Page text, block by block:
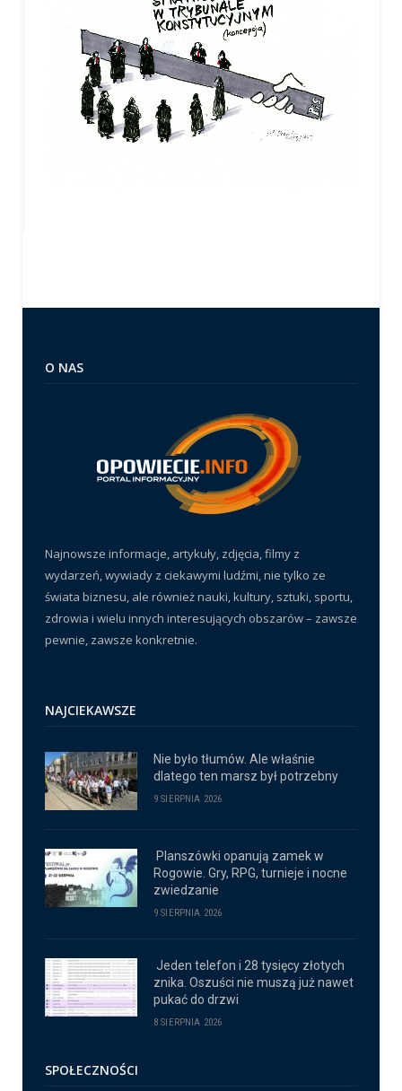
O NAS
Najnowsze informacje, artykuły, zdjęcia, filmy z
wydarzeń, wywiady z ciekawymi ludźmi, nie tylko ze
świata biznesu, ale również nauki, kultury, sztuki, sportu,
zdrowia i wielu innych interesujących obszarów – zawsze
pewnie, zawsze konkretnie.
NAJCIEKAWSZE
Nie było tłumów. Ale właśnie
dlatego ten marsz był potrzebny
9 SIERPNIA 2026
Planszówki opanują zamek w
Rogowie. Gry, RPG, turnieje i nocne
zwiedzanie
9 SIERPNIA 2026
Jeden telefon i 28 tysięcy złotych
znika. Oszuści nie muszą już nawet
pukać do drzwi
8 SIERPNIA 2026
SPOŁECZNOŚCI